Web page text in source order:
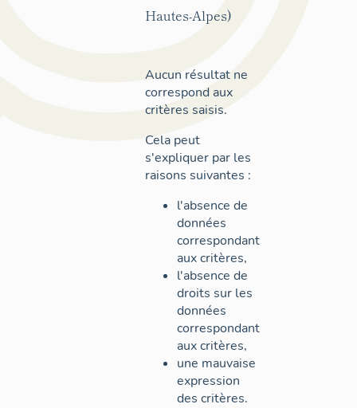
Hautes-Alpes)
Aucun résultat ne
correspond aux
critères saisis.
Cela peut
s'expliquer par les
raisons suivantes :
l'absence de
données
correspondant
aux critères,
l'absence de
droits sur les
données
correspondant
aux critères,
une mauvaise
expression
des critères.